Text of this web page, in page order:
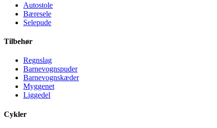
Autostole
Bæresele
Selepude
Tilbehør
Regnslag
Barnevognspuder
Barnevognskæder
Myggenet
Liggedel
Cykler